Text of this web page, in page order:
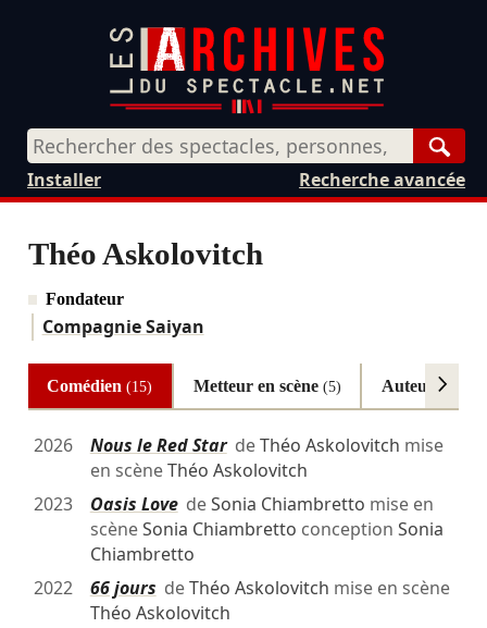
Recherche avancée
Installer
Théo Askolovitch
Fondateur
Compagnie Saiyan
Comédien(15) Metteur en scène (5) Auteur(4)
2026 Nous le Red StardeThéo Askolovitch mise
en scèneThéo Askolovitch
2023
Oasis LovedeSonia Chiambretto mise en
scèneSonia Chiambretto conception Sonia
Chiambretto
2022
66 jours deThéo Askolovitch mise en scène
Théo Askolovitch